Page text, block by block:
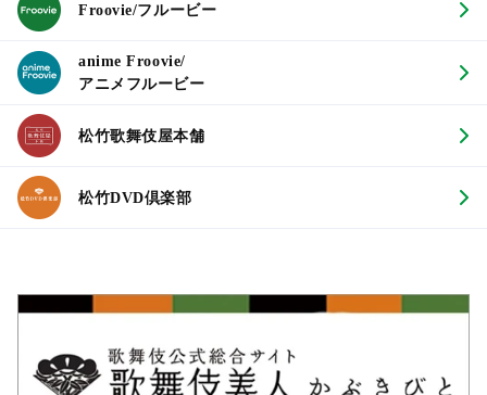
Froovie/フルービー
anime Froovie/
アニメフルービー
松竹歌舞伎屋本舗
松竹DVD倶楽部